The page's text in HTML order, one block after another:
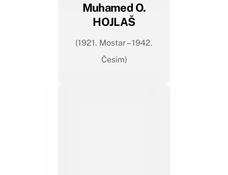
Muhamed O.
HOJLAŠ
(1921. Mostar – 1942.
Česim)